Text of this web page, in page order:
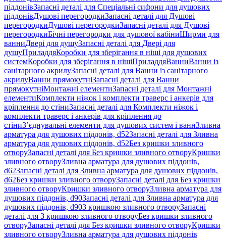
піддонівЗапасні деталі для Спеціальні сифони для душових
піддонівДушові перегородкиЗапасні деталі для Душові
перегородкиДушові перегородкиЗапасні деталі для Душові
перегородкиБічні перегородки для душової кабіниШирми для
ванниДвері для душуЗапасні деталі для Двері для
душуПриладдяКоробки для зберігання в ніші для душових
системКоробки для зберігання в нішіПриладдяВанниВанни із
санітарного акрилуЗапасні деталі для Ванни із санітарного
акрилуВанни прямокутніЗапасні деталі для Ванни
прямокутніМонтажні елементиЗапасні деталі для Монтажні
елементиКомплекти ніжок і комплекти траверс і анкерів для
кріплення до стіниЗапасні деталі для Комплекти ніжок і
комплекти траверс і анкерів для кріплення до
стіниЗ’єднувальні елементи для душових систем і ваннЗливна
арматура для душових піддонів, d52Запасні деталі для Зливна
арматура для душових піддонів, d52Без кришки зливного
отворуЗапасні деталі для Без кришки зливного отворуКришки
зливного отворуЗливна арматура для душових піддонів,
d62Запасні деталі для Зливна арматура для душових піддонів,
d62Без кришки зливного отворуЗапасні деталі для Без кришки
зливного отворуКришки зливного отворуЗливна арматура для
душових піддонів, d90Запасні деталі для Зливна арматура для
душових піддонів, d90З кришкою зливного отворуЗапасні
деталі для З кришкою зливного отворуБез кришки зливного
отворуЗапасні деталі для Без кришки зливного отворуКришки
зливного отворуЗливна арматура для душових піддонів